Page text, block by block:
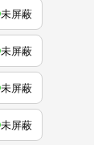
未屏蔽
未屏蔽
未屏蔽
未屏蔽